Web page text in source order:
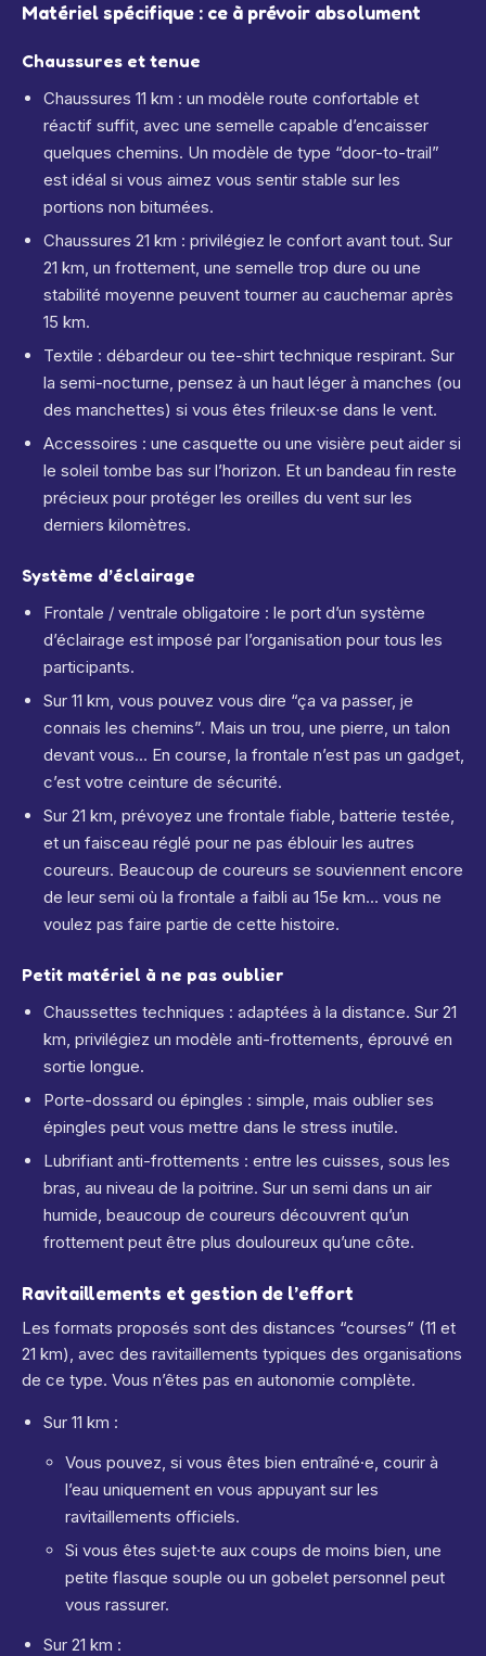
Matériel spécifique : ce à prévoir absolument
Chaussures et tenue
Chaussures 11 km : un modèle route confortable et
réactif suffit, avec une semelle capable d’encaisser
quelques chemins. Un modèle de type “door-to-trail”
est idéal si vous aimez vous sentir stable sur les
portions non bitumées.
Chaussures 21 km : privilégiez le confort avant tout. Sur
21 km, un frottement, une semelle trop dure ou une
stabilité moyenne peuvent tourner au cauchemar après
15 km.
Textile : débardeur ou tee-shirt technique respirant. Sur
la semi-nocturne, pensez à un haut léger à manches (ou
des manchettes) si vous êtes frileux·se dans le vent.
Accessoires : une casquette ou une visière peut aider si
le soleil tombe bas sur l’horizon. Et un bandeau fin reste
précieux pour protéger les oreilles du vent sur les
derniers kilomètres.
Système d’éclairage
Frontale / ventrale obligatoire : le port d’un système
d’éclairage est imposé par l’organisation pour tous les
participants.
Sur 11 km, vous pouvez vous dire “ça va passer, je
connais les chemins”. Mais un trou, une pierre, un talon
devant vous… En course, la frontale n’est pas un gadget,
c’est votre ceinture de sécurité.
Sur 21 km, prévoyez une frontale fiable, batterie testée,
et un faisceau réglé pour ne pas éblouir les autres
coureurs. Beaucoup de coureurs se souviennent encore
de leur semi où la frontale a faibli au 15e km… vous ne
voulez pas faire partie de cette histoire.
Petit matériel à ne pas oublier
Chaussettes techniques : adaptées à la distance. Sur 21
km, privilégiez un modèle anti-frottements, éprouvé en
sortie longue.
Porte-dossard ou épingles : simple, mais oublier ses
épingles peut vous mettre dans le stress inutile.
Lubrifiant anti-frottements : entre les cuisses, sous les
bras, au niveau de la poitrine. Sur un semi dans un air
humide, beaucoup de coureurs découvrent qu’un
frottement peut être plus douloureux qu’une côte.
Ravitaillements et gestion de l’effort
Les formats proposés sont des distances “courses” (11 et
21 km), avec des ravitaillements typiques des organisations
de ce type. Vous n’êtes pas en autonomie complète.
Sur 11 km :
Vous pouvez, si vous êtes bien entraîné·e, courir à
l’eau uniquement en vous appuyant sur les
ravitaillements officiels.
Si vous êtes sujet·te aux coups de moins bien, une
petite flasque souple ou un gobelet personnel peut
vous rassurer.
Sur 21 km :